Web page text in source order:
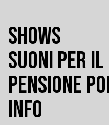
SHOWS
SUONI PER
PENSIONE
INFO